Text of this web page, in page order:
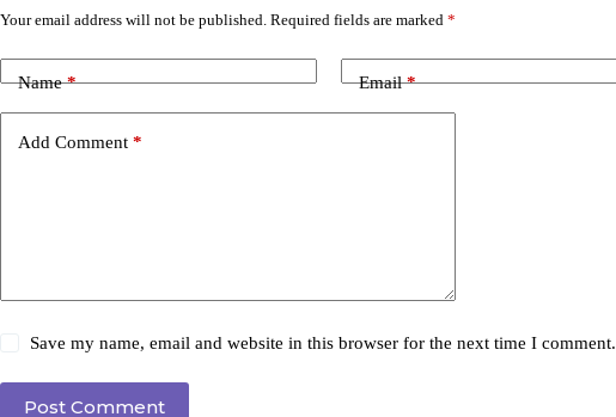
Your email address will not be published. Required fields are marked *
Name* Email*
Add Comment *
Save my name, email and website in this browser for the next time I comment.
Post Comment